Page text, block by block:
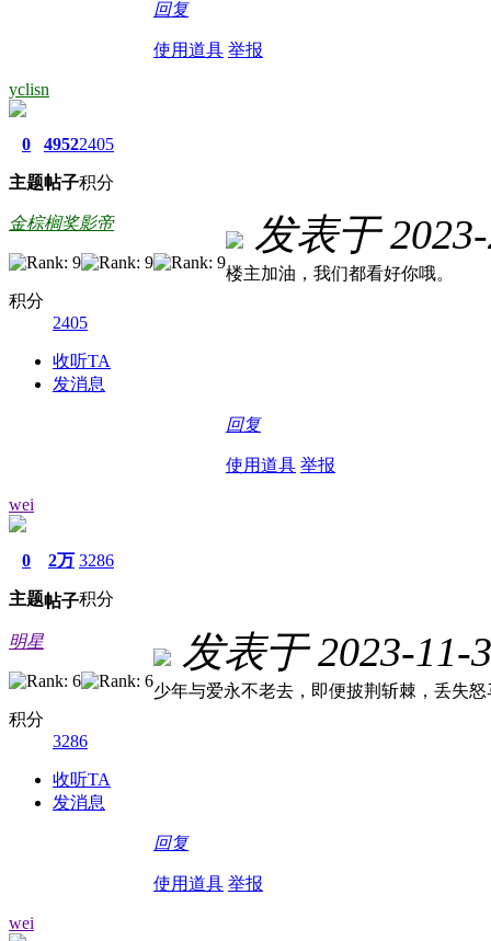
回复
使用道具 举报
yclisn
0
主题
4952
帖子
2405
积分
金棕榈奖影帝
积分
2405
收听TA
发消息
发表于
楼主加油，我们都看好你哦。
回复
使用道具 举报
wei
0
主题
2万
帖子
3286
积分
明星
积分
3286
收听TA
发消息
发表于 2023-11-
少年与爱永不老去，即便披荆斩棘，丢失怒
回复
使用道具 举报
wei